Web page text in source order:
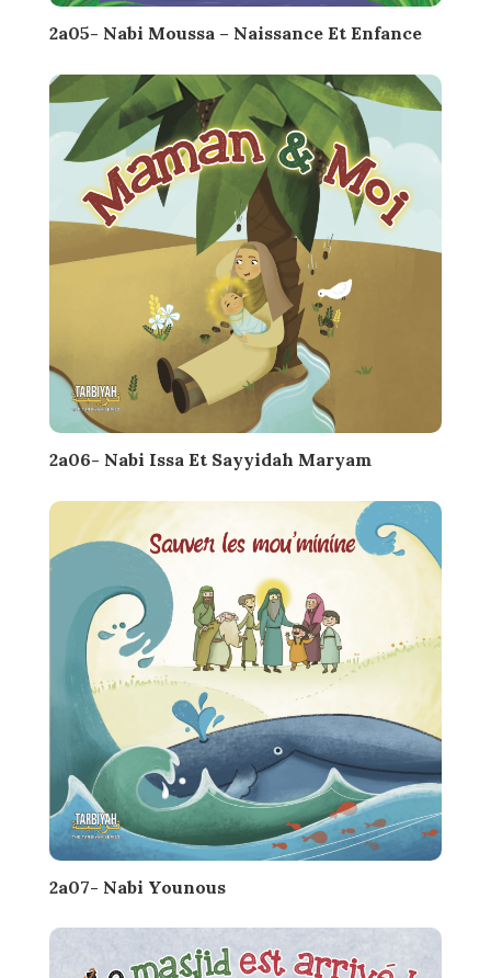
2a05- Nabi Moussa – Naissance Et Enfance
2a06- Nabi Issa Et Sayyidah Maryam
2a07- Nabi Younous